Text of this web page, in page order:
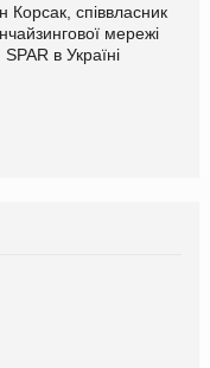
Корсак, співвласник
мережі
SPAR в Україні